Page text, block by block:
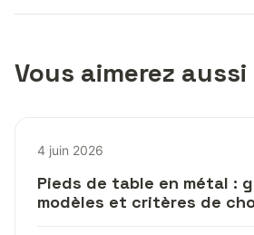
Vous aimerez aussi
4 juin 2026
Pieds de table en métal :
modèles et critères de